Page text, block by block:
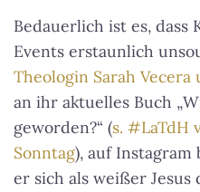
Bedauerlich ist es, dass
Events erstaunlich
Theologin Sarah Vecera
an ihr aktuelles Buch
geworden?“ (s. #LaTdH
Sonntag), auf Instagram
er sich als weißer Jesus